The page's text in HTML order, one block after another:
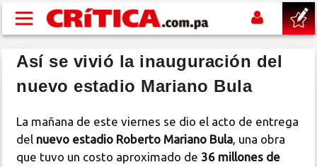
Pasar al contenido principal
buscar
NACIONAL
Así se vivió la inauguración del
nuevo estadio Mariano Bula
La mañana de este viernes se dio el acto de entrega
del nuevo estadio Roberto Mariano Bula, una obra
que tuvo un costo aproximado de 36 millones de